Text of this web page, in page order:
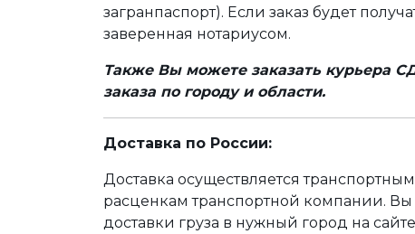
загранпаспорт). Если заказ будет
заверенная нотариусом.
Также Вы можете заказать курьера
заказа по городу и области.
Доставка по России:
Доставка осуществляется
расценкам транспортной компании. Вы
доставки груза в нужный город на